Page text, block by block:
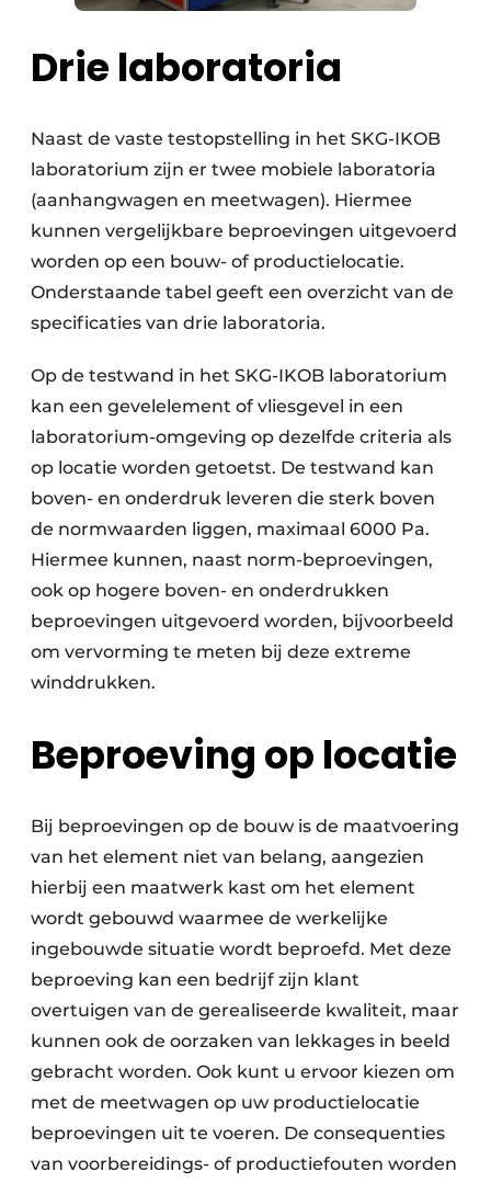
Drie laboratoria
Naast de vaste testopstelling in het SKG-IKOB
laboratorium zijn er twee mobiele laboratoria
(aanhangwagen en meetwagen). Hiermee
kunnen vergelijkbare beproevingen uitgevoerd
worden op een bouw- of productielocatie.
Onderstaande tabel geeft een overzicht van de
specificaties van drie laboratoria.
Op de testwand in het SKG-IKOB laboratorium
kan een gevelelement of vliesgevel in een
laboratorium-omgeving op dezelfde criteria als
op locatie worden getoetst. De testwand kan
boven- en onderdruk leveren die sterk boven
de normwaarden liggen, maximaal 6000 Pa.
Hiermee kunnen, naast norm-beproevingen,
ook op hogere boven- en onderdrukken
beproevingen uitgevoerd worden, bijvoorbeeld
om vervorming te meten bij deze extreme
winddrukken.
Beproeving op locatie
Bij beproevingen op de bouw is de maatvoering
van het element niet van belang, aangezien
hierbij een maatwerk kast om het element
wordt gebouwd waarmee de werkelijke
ingebouwde situatie wordt beproefd. Met deze
beproeving kan een bedrijf zijn klant
overtuigen van de gerealiseerde kwaliteit, maar
kunnen ook de oorzaken van lekkages in beeld
gebracht worden. Ook kunt u ervoor kiezen om
met de meetwagen op uw productielocatie
beproevingen uit te voeren. De consequenties
van voorbereidings- of productiefouten worden